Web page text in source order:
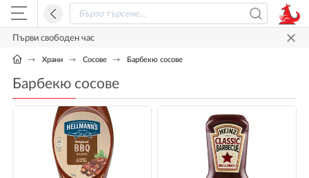
Първи свободен час
Храни Сосове Барбекю сосове
Барбекю сосове